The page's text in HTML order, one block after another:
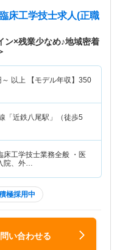
床工学技士求人(正職
ン×残業少なめ♪地域密着
以上 【モデル年収】 350
「近鉄八尾駅」（徒歩5
床工学技士業務全般 ・医
院、外…
極採用中
い合わせる